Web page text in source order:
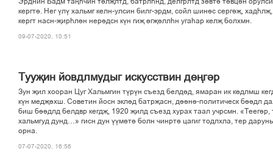
кергті. Нег ўлў хальмг келн-улсин билг-эрдм, сойл шиніс сергіљ,
кергт насн-љирєлін нерідсн кўн гиљ ґгљіллєн угаєар келљ болхмн.
09-07-2020, 10:51
Тууљин йовдлмудыг искусствин дґњгір
Зун љил хооран Цуг Хальмгин тўрўн съезд белдід, ямаран ик кґдлмш
кўн медљіхш. Советин йосн эклід батрљасн, дііні-политическ біідл
биш біідлд белдвр кегдљ, 1920 љилд съезд хурах таал учрсмн. «Теегір,
хальмгуд дунд…» гисн дун ўўміті болн чинрті цагиг тодлхла, тер
орна.
07-07-2020, 16:56